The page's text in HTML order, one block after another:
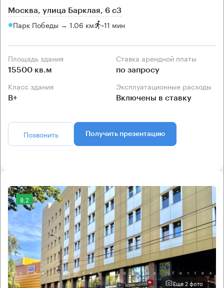
Москва, улица Барклая, 6 с3
Парк Победы → 1.06 км ~11 мин
Площадь здания
15500 кв.м
Ставка арендной платы
по запросу
Класс здания
B+
Эксплуатационные расходы
Включены в ставку
Позвонить Получить презентацию
8.2
Еще 2 фото